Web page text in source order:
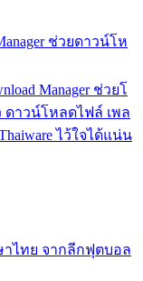
ช่วยดาวน์โห
Manager ช่วยโ
ดาวน์โหลดไฟล์ เพล
ไว้ใจได้แน่น
าไทย จากลีกฟุตบอล